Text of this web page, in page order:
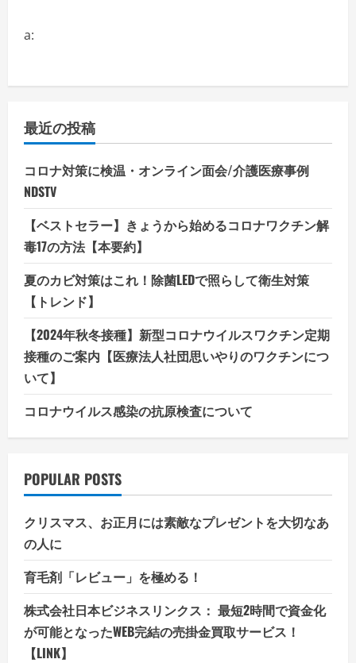
a:
最近の投稿
コロナ対策に検温・オンライン面会/介護医療事例
NDSTV
【ベストセラー】きょうから始めるコロナワクチン解
毒17の方法【本要約】
夏のカビ対策はこれ！除菌LEDで照らして衛生対策
【トレンド】
【2024年秋冬接種】新型コロナウイルスワクチン定期
接種のご案内【医療法人社団思いやりのワクチンにつ
いて】
コロナウイルス感染の抗原検査について
POPULAR POSTS
クリスマス、お正月には素敵なプレゼントを大切なあ
の人に
育毛剤「レビュー」を極める！
株式会社日本ビジネスリンクス： 最短2時間で資金化
が可能となったWEB完結の売掛金買取サービス！
【LINK】